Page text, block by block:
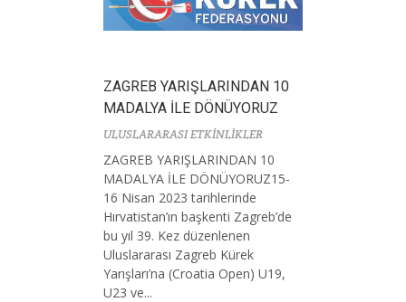
ZAGREB YARIŞLARINDAN 10
MADALYA İLE DÖNÜYORUZ
ULUSLARARASI ETKİNLİKLER
ZAGREB YARIŞLARINDAN 10
MADALYA İLE DÖNÜYORUZ15-
16 Nisan 2023 tarihlerinde
Hırvatistan’ın başkenti Zagreb’de
bu yıl 39. Kez düzenlenen
Uluslararası Zagreb Kürek
Yarışları’na (Croatia Open) U19,
U23 ve...